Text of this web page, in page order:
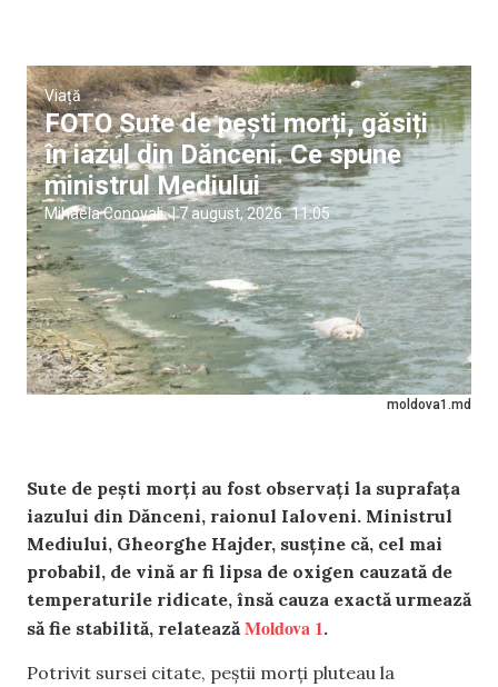
moldova1.md
Viață
FOTO Sute de pești morți, găsiți
în iazul din Dănceni. Ce spune
ministrul Mediului
Mihaela Conovali |7 august, 2026 11:05
Sute de pești morți au fost observați la suprafața
iazului din Dănceni, raionul Ialoveni. Ministrul
Mediului, Gheorghe Hajder, susține că, cel mai
probabil, de vină ar fi lipsa de oxigen cauzată de
temperaturile ridicate, însă cauza exactă urmează
să fie stabilită, relateazăMoldova 1.
Potrivit sursei citate, peștii morți pluteau la